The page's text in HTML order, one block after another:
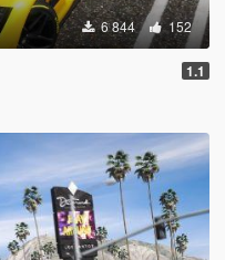
6 844 152
1.1